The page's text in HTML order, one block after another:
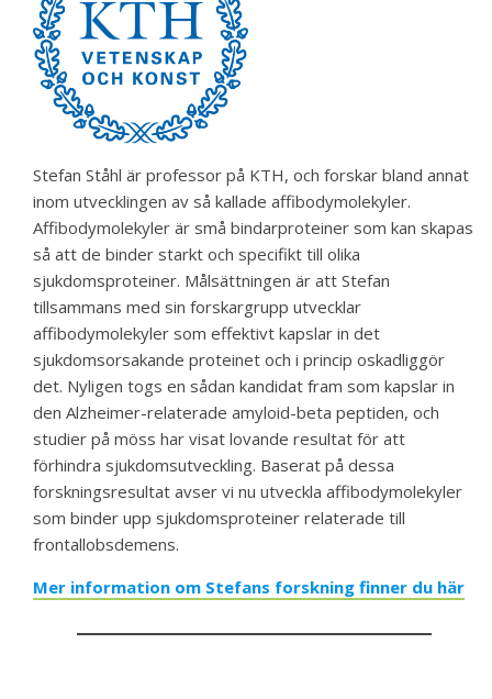
Stefan Ståhl är professor på KTH, och forskar bland annat
inom utvecklingen av så kallade affibodymolekyler.
Affibodymolekyler är små bindarproteiner som kan skapas
så att de binder starkt och specifikt till olika
sjukdomsproteiner. Målsättningen är att Stefan
tillsammans med sin forskargrupp utvecklar
affibodymolekyler som effektivt kapslar in det
sjukdomsorsakande proteinet och i princip oskadliggör
det. Nyligen togs en sådan kandidat fram som kapslar in
den Alzheimer-relaterade amyloid-beta peptiden, och
studier på möss har visat lovande resultat för att
förhindra sjukdomsutveckling. Baserat på dessa
forskningsresultat avser vi nu utveckla affibodymolekyler
som binder upp sjukdomsproteiner relaterade till
frontallobsdemens.
Mer information om Stefans forskning finner du här